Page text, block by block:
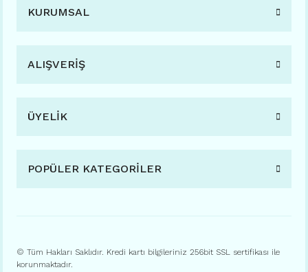
KURUMSAL
ALIŞVERİŞ
ÜYELİK
POPÜLER KATEGORİLER
© Tüm Hakları Saklıdır. Kredi kartı bilgileriniz 256bit SSL sertifikası ile
korunmaktadır.